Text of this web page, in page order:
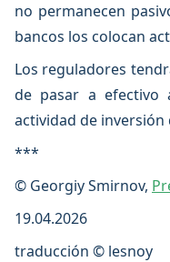
no permanecen
bancos los colocan
Los reguladores
de pasar a
actividad de inversión
***
© Georgiy Smirnov,
19.04.2026
traducción © lesnoy